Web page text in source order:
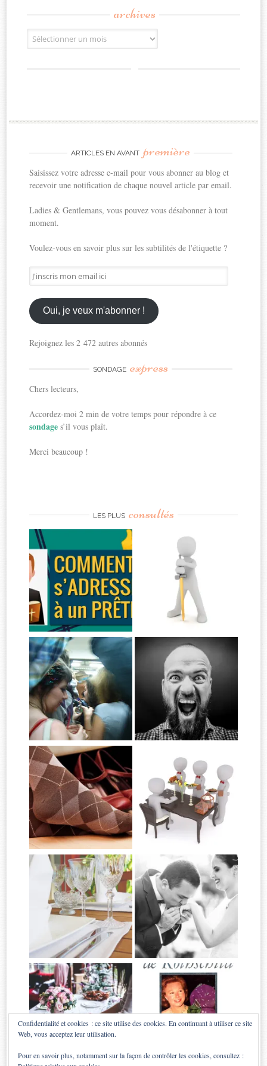
archives
Archives
ARTICLES EN AVANT première
Saisissez votre adresse e-mail pour vous abonner au blog et
recevoir une notification de chaque nouvel article par email.
Ladies & Gentlemans, vous pouvez vous désabonner à tout
moment.
Voulez-vous en savoir plus sur les subtilités de l'étiquette ?
J'inscris
mon
email
ici
Oui, je veux m'abonner !
Rejoignez les 2 472 autres abonnés
SONDAGE express
Chers lecteurs,
Accordez-moi 2 min de votre temps pour répondre à ce
sondages’il vous plaît.
Merci beaucoup !
LES PLUS consultés
Confidentialité et cookies : ce site utilise des cookies. En continuant à utiliser ce site
Web, vous acceptez leur utilisation.
Pour en savoir plus, notamment sur la façon de contrôler les cookies, consultez :